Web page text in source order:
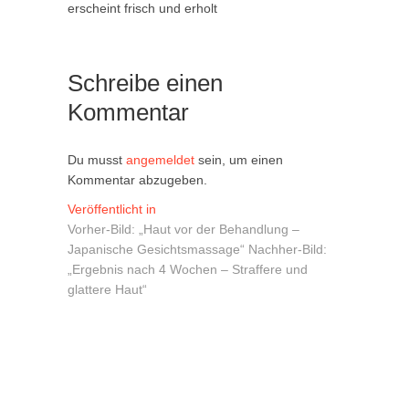
erscheint frisch und erholt
Schreibe einen
Kommentar
Du musst angemeldet sein, um einen
Kommentar abzugeben.
Beitragsnavigation
Veröffentlicht in
Vorher-Bild: „Haut vor der Behandlung –
Japanische Gesichtsmassage“ Nachher-Bild:
„Ergebnis nach 4 Wochen – Straffere und
glattere Haut“